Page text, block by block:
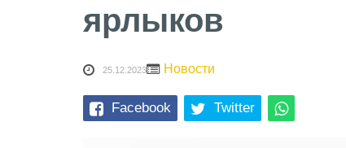
ярлыков
25.12.2023 Новости
Facebook Twitter